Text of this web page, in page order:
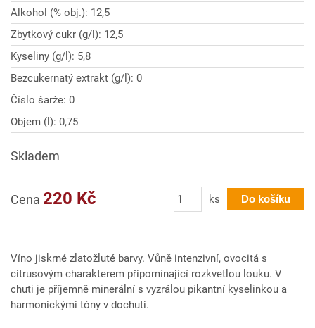
Alkohol (% obj.): 12,5
Zbytkový cukr (g/l): 12,5
Kyseliny (g/l): 5,8
Bezcukernatý extrakt (g/l): 0
Číslo šarže: 0
Objem (l): 0,75
Skladem
Cena 220 Kč Počet ks Do košíku
Víno jiskrné zlatožluté barvy. Vůně intenzivní, ovocitá s
citrusovým charakterem připomínající rozkvetlou louku. V
chuti je příjemně minerální s vyzrálou pikantní kyselinkou a
harmonickými tóny v dochuti.